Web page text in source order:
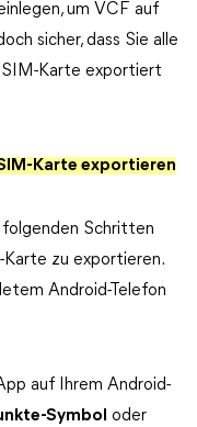
um VCF auf
sicher, dass Sie alle
Karte exportiert
Karte exportieren
folgenden Schritten
zu exportieren.
Android-Telefon
auf Ihrem Android-
Symbol
oder